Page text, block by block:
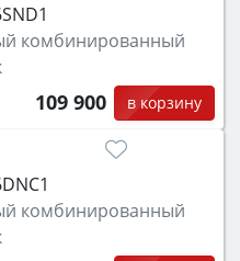
самоочистка,
комбинированный
109 900 в корзину
комбинированный